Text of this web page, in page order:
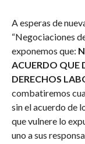
A esperas de
“Negociaciones
exponemos que:
ACUERDO QUE
DERECHOS
combatiremos
sin el acuerdo de
que vulnere lo
uno a sus